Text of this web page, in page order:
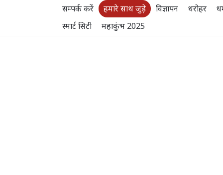
सम्पर्क करें हमारे साथ जुड़े विज्ञापन धरोहर
स्मार्ट सिटी
महाकुंभ 2025